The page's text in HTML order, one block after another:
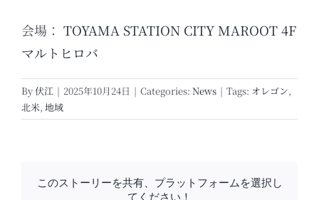
会場： TOYAMA STATION CITY MAROOT 4F
マルトヒロバ
By伏江 | 2025年10月24日 | Categories: News | Tags: オレゴン,
北米, 地域
このストーリーを共有、プラットフォームを選択し
てください！